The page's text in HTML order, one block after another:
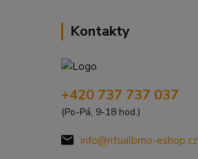
Kontakty
+420 737 737 037
(Po-Pá, 9-18 hod.)
info@ritualbrno-eshop.cz